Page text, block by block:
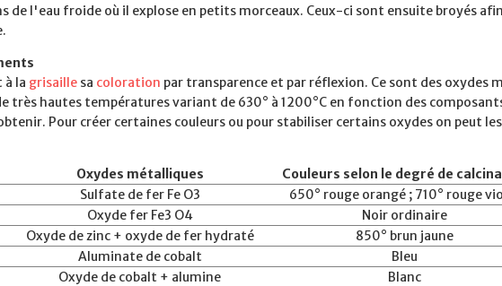
de l'eau froide où il explose en petits morceaux. Ceux-ci sont ensuite broyés
à la grisaillesa coloration par transparence et par réflexion. Ce sont des oxydes
très hautes températures variant de 630° à 1200°C en fonction des
Pour créer certaines couleurs ou pour stabiliser certains oxydes on peut
Oxydes métalliques
Couleurs selon le degré de
Sulfate de fer Fe O3
650° rouge orangé ; 710° rouge
Oxyde fer Fe3 O4
Noir ordinaire
Oxyde de zinc + oxyde de fer hydraté
850° brun jaune
Aluminate de cobalt
Bleu
Oxyde de cobalt + alumine
Blanc